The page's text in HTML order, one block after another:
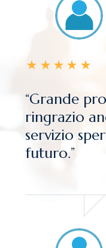
“Grande
ringrazio
servizio
futuro.”